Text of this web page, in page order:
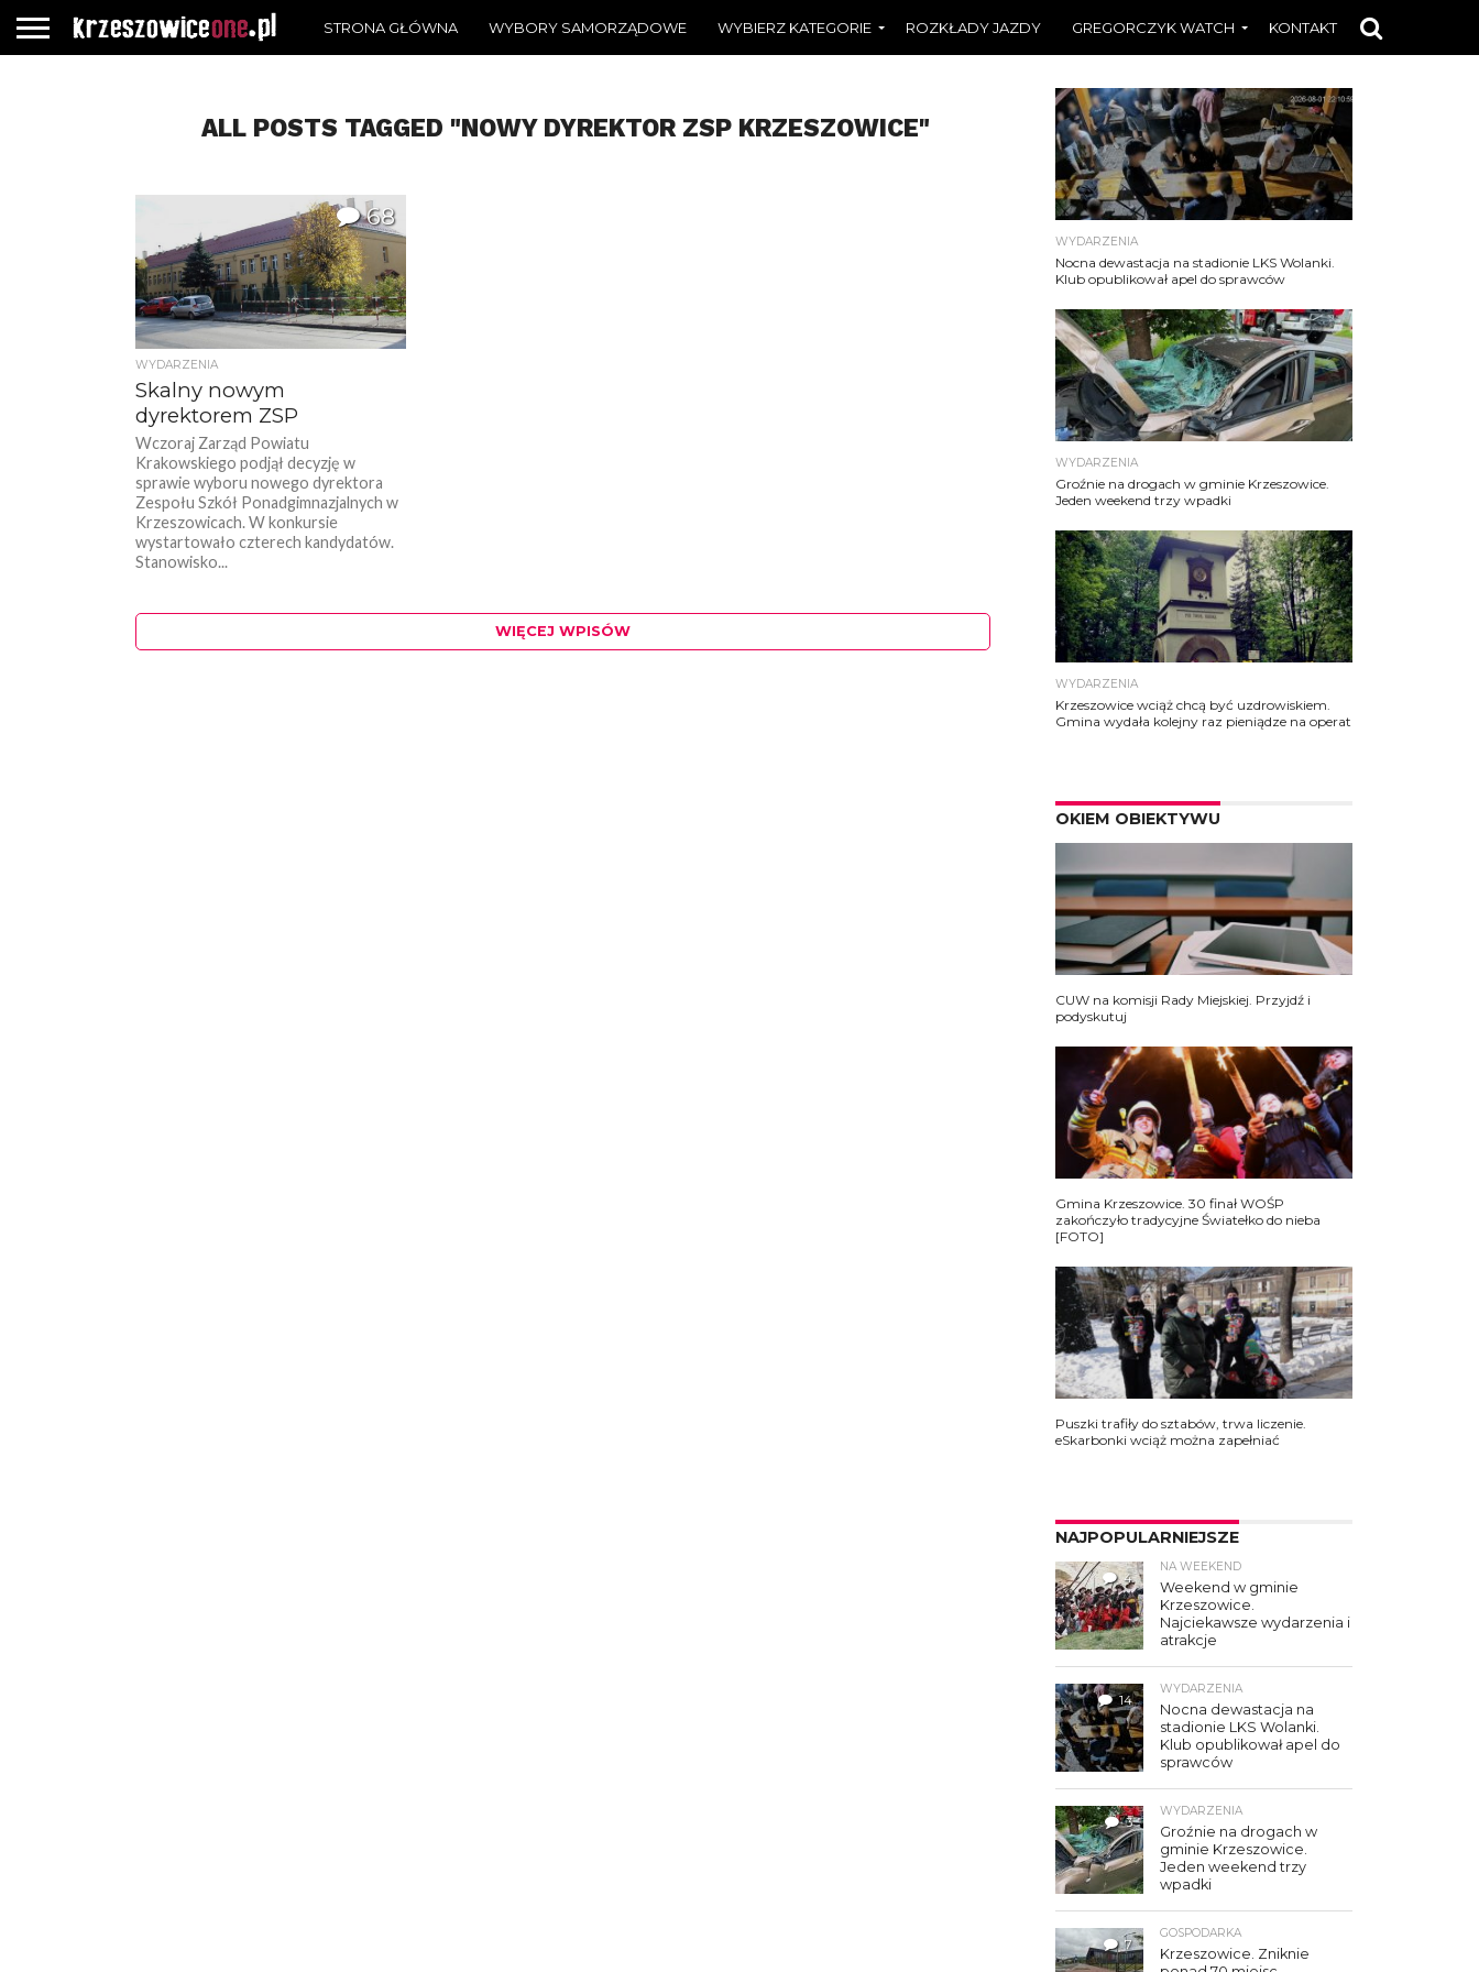
STRONA GŁÓWNA WYBORY SAMORZĄDOWE WYBIERZ KATEGORIE ROZKŁADY JAZDY GREGORCZYK WATCH KONTAKT
ALL POSTS TAGGED "NOWY DYREKTOR ZSP KRZESZOWICE"
68
WYDARZENIA
Skalny nowym
dyrektorem ZSP
Wczoraj Zarząd Powiatu
Krakowskiego podjął decyzję w
sprawie wyboru nowego dyrektora
Zespołu Szkół Ponadgimnazjalnych w
Krzeszowicach. W konkursie
wystartowało czterech kandydatów.
Stanowisko...
WIĘCEJ WPISÓW
WYDARZENIA
Nocna dewastacja na stadionie LKS Wolanki.
Klub opublikował apel do sprawców
WYDARZENIA
Groźnie na drogach w gminie Krzeszowice.
Jeden weekend trzy wpadki
WYDARZENIA
Krzeszowice wciąż chcą być uzdrowiskiem.
Gmina wydała kolejny raz pieniądze na operat
OKIEM OBIEKTYWU
CUW na komisji Rady Miejskiej. Przyjdź i
podyskutuj
Gmina Krzeszowice. 30 finał WOŚP
zakończyło tradycyjne Światełko do nieba
[FOTO]
Puszki trafiły do sztabów, trwa liczenie.
eSkarbonki wciąż można zapełniać
NAJPOPULARNIEJSZE
4
NA WEEKEND
Weekend w gminie
Krzeszowice.
Najciekawsze wydarzenia i
atrakcje
14
WYDARZENIA
Nocna dewastacja na
stadionie LKS Wolanki.
Klub opublikował apel do
sprawców
3
WYDARZENIA
Groźnie na drogach w
gminie Krzeszowice.
Jeden weekend trzy
wpadki
7
GOSPODARKA
Krzeszowice. Zniknie